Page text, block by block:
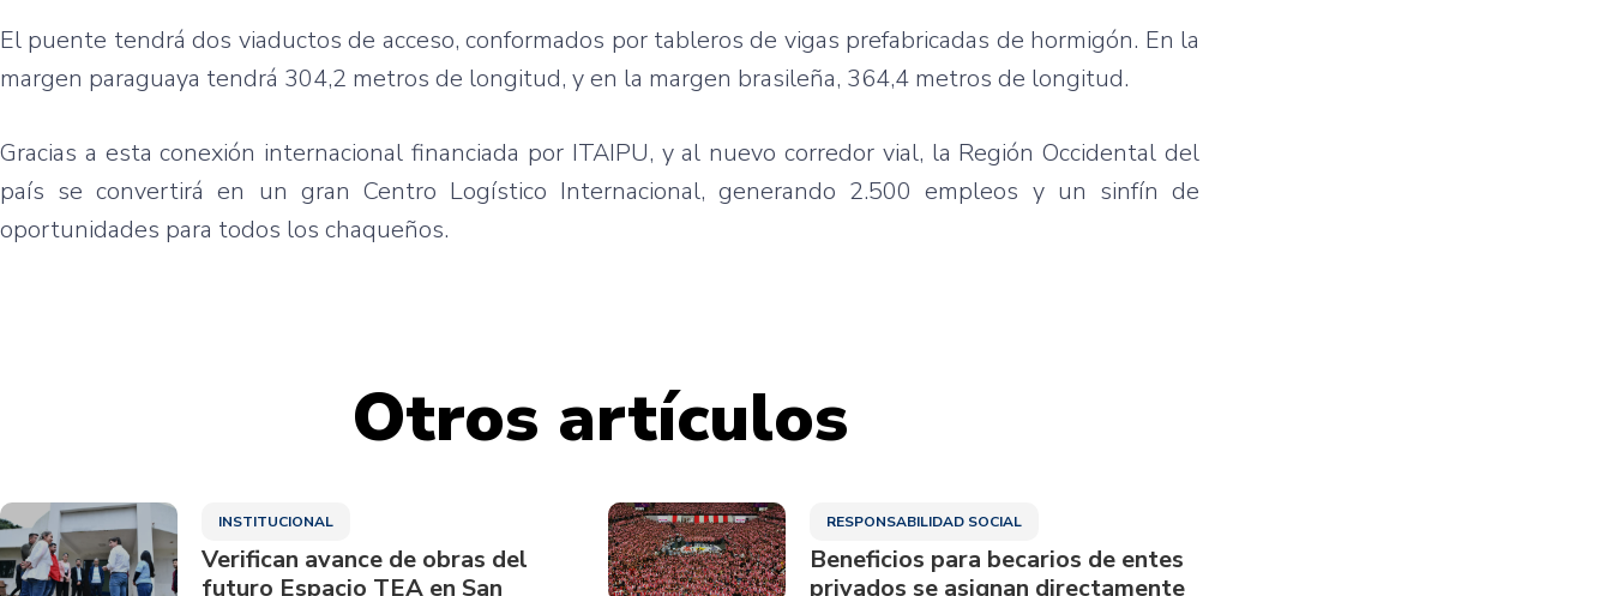
El puente tendrá dos viaductos de acceso, conformados por tableros de vigas prefabricadas de hormigón. En la
margen paraguaya tendrá 304,2 metros de longitud, y en la margen brasileña, 364,4 metros de longitud.
Gracias a esta conexión internacional financiada por ITAIPU, y al nuevo corredor vial, la Región Occidental del
país se convertirá en un gran Centro Logístico Internacional, generando 2.500 empleos y un sinfín de
oportunidades para todos los chaqueños.
Otros artículos
INSTITUCIONAL
Verifican avance de obras del
futuro Espacio TEA en San
RESPONSABILIDAD SOCIAL
Beneficios para becarios de entes
privados se asignan directamente